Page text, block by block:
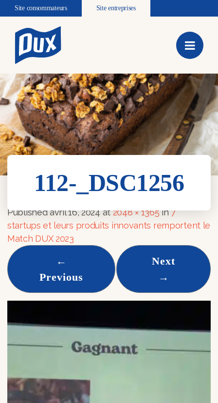
Site consommateurs Site entreprises
112-_DSC1256
112-_DSC1256
Publishedavril 16, 2024at2048 × 1365in7
startups et leurs produits innovants remportent le
Match DUX 2023
←
Previous
Next
→